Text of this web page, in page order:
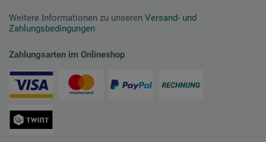
Weitere Informationen zu unseren Versand- und
Zahlungsbedingungen
Zahlungsarten im Onlineshop